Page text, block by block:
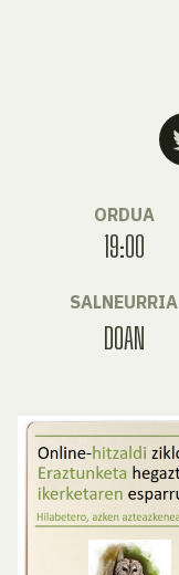
ORDUA
19:00
SALNEURRIA
DOAN